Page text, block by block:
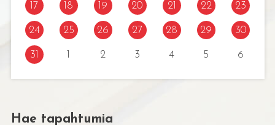
17 18 19 20 21 22 23
24 25 26 27 28 29 30
31 2 3 4 5 6
Hae tapahtumia